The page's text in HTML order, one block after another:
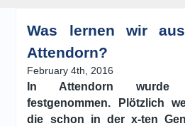
Was lernen wir
Attendorn?
February 4th, 2016
In Attendorn wurde
festgenommen. Plötzlich
die schon in der x-ten